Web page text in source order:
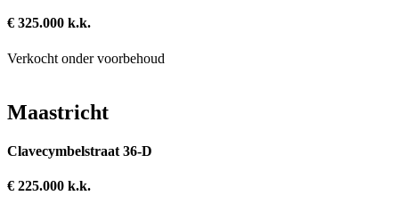
€ 325.000 k.k.
Verkocht onder voorbehoud
Maastricht
Clavecymbelstraat 36-D
€ 225.000 k.k.